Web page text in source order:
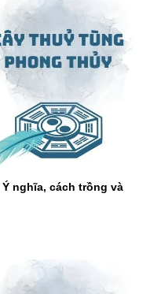
nghĩa, cách trồng và